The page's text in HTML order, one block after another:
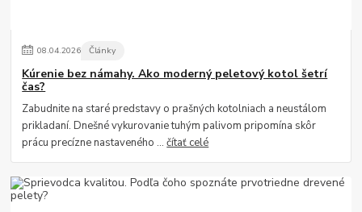
08.04.2026 Články
Kúrenie bez námahy. Ako moderný peletový kotol šetrí
čas?
Zabudnite na staré predstavy o prašných kotolniach a neustálom
prikladaní. Dnešné vykurovanie tuhým palivom pripomína skôr
prácu precízne nastaveného ...čítať celé